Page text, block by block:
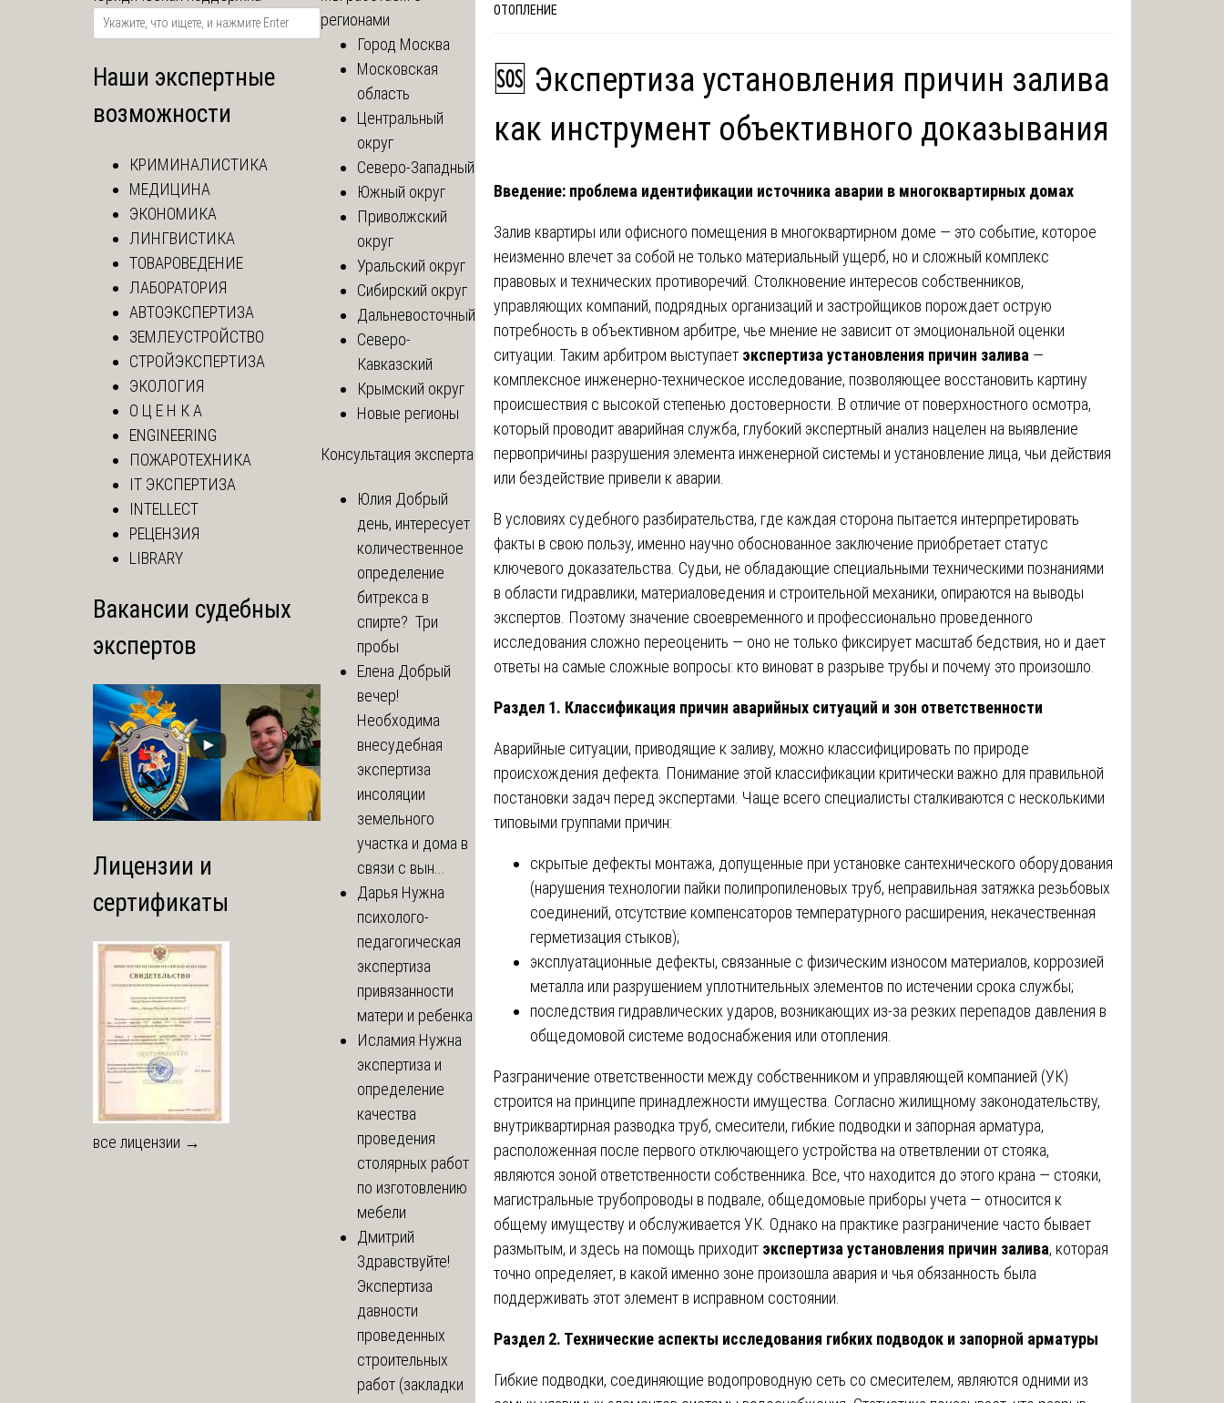
ОТОПЛЕНИЕ
🆘 Экспертиза установления причин залива
как инструмент объективного доказывания
Введение: проблема идентификации источника аварии в многоквартирных домах
Залив квартиры или офисного помещения в многоквартирном доме — это событие, которое
неизменно влечет за собой не только материальный ущерб, но и сложный комплекс
правовых и технических противоречий. Столкновение интересов собственников,
управляющих компаний, подрядных организаций и застройщиков порождает острую
потребность в объективном арбитре, чье мнение не зависит от эмоциональной оценки
ситуации. Таким арбитром выступает экспертиза установления причин залива —
комплексное инженерно-техническое исследование, позволяющее восстановить картину
происшествия с высокой степенью достоверности. В отличие от поверхностного осмотра,
который проводит аварийная служба, глубокий экспертный анализ нацелен на выявление
первопричины разрушения элемента инженерной системы и установление лица, чьи действия
или бездействие привели к аварии.
В условиях судебного разбирательства, где каждая сторона пытается интерпретировать
факты в свою пользу, именно научно обоснованное заключение приобретает статус
ключевого доказательства. Судьи, не обладающие специальными техническими познаниями
в области гидравлики, материаловедения и строительной механики, опираются на выводы
экспертов. Поэтому значение своевременного и профессионально проведенного
исследования сложно переоценить — оно не только фиксирует масштаб бедствия, но и дает
ответы на самые сложные вопросы: кто виноват в разрыве трубы и почему это произошло.
Раздел 1. Классификация причин аварийных ситуаций и зон ответственности
Аварийные ситуации, приводящие к заливу, можно классифицировать по природе
происхождения дефекта. Понимание этой классификации критически важно для правильной
постановки задач перед экспертами. Чаще всего специалисты сталкиваются с несколькими
типовыми группами причин:
скрытые дефекты монтажа, допущенные при установке сантехнического оборудования
(нарушения технологии пайки полипропиленовых труб, неправильная затяжка резьбовых
соединений, отсутствие компенсаторов температурного расширения, некачественная
герметизация стыков);
эксплуатационные дефекты, связанные с физическим износом материалов, коррозией
металла или разрушением уплотнительных элементов по истечении срока службы;
последствия гидравлических ударов, возникающих из-за резких перепадов давления в
общедомовой системе водоснабжения или отопления.
Разграничение ответственности между собственником и управляющей компанией (УК)
строится на принципе принадлежности имущества. Согласно жилищному законодательству,
внутриквартирная разводка труб, смесители, гибкие подводки и запорная арматура,
расположенная после первого отключающего устройства на ответвлении от стояка,
являются зоной ответственности собственника. Все, что находится до этого крана — стояки,
магистральные трубопроводы в подвале, общедомовые приборы учета — относится к
общему имуществу и обслуживается УК. Однако на практике разграничение часто бывает
размытым, и здесь на помощь приходит экспертиза установления причин залива, которая
точно определяет, в какой именно зоне произошла авария и чья обязанность была
поддерживать этот элемент в исправном состоянии.
Раздел 2. Технические аспекты исследования гибких подводок и запорной арматуры
Гибкие подводки, соединяющие водопроводную сеть со смесителем, являются одними из
Наши экспертные
возможности
КРИМИНАЛИСТИКА
МЕДИЦИНА
ЭКОНОМИКА
ЛИНГВИСТИКА
ТОВАРОВЕДЕНИЕ
ЛАБОРАТОРИЯ
АВТОЭКСПЕРТИЗА
ЗЕМЛЕУСТРОЙСТВО
СТРОЙЭКСПЕРТИЗА
ЭКОЛОГИЯ
О Ц Е Н К А
ENGINEERING
ПОЖАРОТЕХНИКА
IT ЭКСПЕРТИЗА
INTELLECT
РЕЦЕНЗИЯ
LIBRARY
Вакансии судебных
экспертов
Лицензии и
сертификаты
все лицензии →
регионами
Город Москва
Московская
область
Центральный
округ
Северо-Западный
Южный округ
Приволжский
округ
Уральский округ
Сибирский округ
Дальневосточный
Северо-
Кавказский
Крымский округ
Новые регионы
Консультация эксперта
Юлия Добрый
день, интересует
количественное
определение
битрекса в
спирте? Три
пробы
Елена Добрый
вечер!
Необходима
внесудебная
экспертиза
инсоляции
земельного
участка и дома в
связи с вын...
Дарья Нужна
психолого-
педагогическая
экспертиза
привязанности
матери и ребенка
Исламия Нужна
экспертиза и
определение
качества
проведения
столярных работ
по изготовлению
мебели
Дмитрий
Здравствуйте!
Экспертиза
давности
проведенных
строительных
работ (закладки